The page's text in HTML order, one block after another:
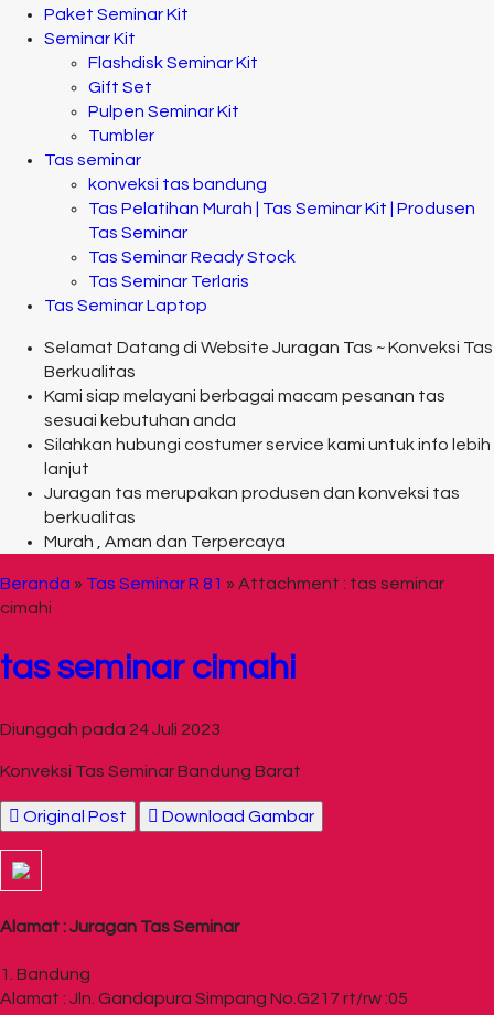
Paket Seminar Kit
Seminar Kit
Flashdisk Seminar Kit
Gift Set
Pulpen Seminar Kit
Tumbler
Tas seminar
konveksi tas bandung
Tas Pelatihan Murah | Tas Seminar Kit | Produsen
Tas Seminar
Tas Seminar Ready Stock
Tas Seminar Terlaris
Tas Seminar Laptop
Selamat Datang di Website Juragan Tas ~ Konveksi Tas
Berkualitas
Kami siap melayani berbagai macam pesanan tas
sesuai kebutuhan anda
Silahkan hubungi costumer service kami untuk info lebih
lanjut
Juragan tas merupakan produsen dan konveksi tas
berkualitas
Murah , Aman dan Terpercaya
Beranda » Tas Seminar R 81 » Attachment : tas seminar
cimahi
tas seminar cimahi
Diunggah pada 24 Juli 2023
Konveksi Tas Seminar Bandung Barat
Original Post Download Gambar
Alamat : Juragan Tas Seminar
1. Bandung
Alamat : Jln. Gandapura Simpang No.G217 rt/rw :05